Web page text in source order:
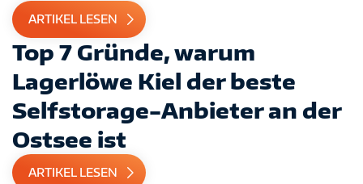
ARTIKEL LESEN
Top 7 Gründe, warum
Lagerlöwe Kiel der beste
Selfstorage-Anbieter an der
Ostsee ist
ARTIKEL LESEN